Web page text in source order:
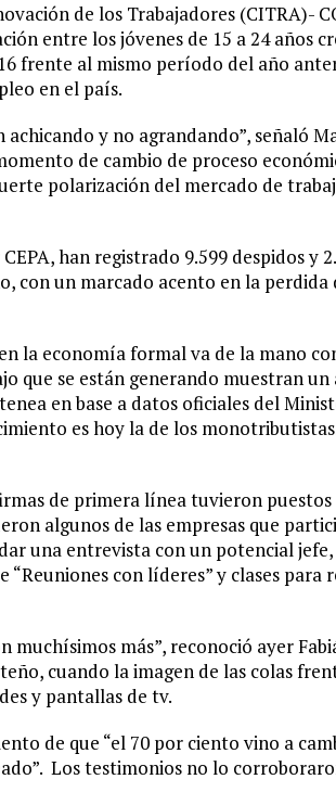
de los Trabajadores (CITRA)-
entre los jóvenes de 15 a 24 años
frente al mismo período del año
en el país.
achicando y no agrandando”, señaló
de cambio de proceso
polarización del mercado de
han registrado 9.599 despidos y
con un marcado acento en la perdida
la economía formal va de la mano
que se están generando muestran
en base a datos oficiales del
es hoy la de los
de primera línea tuvieron
algunos de las empresas que
una entrevista con un potencial
con líderes” y clases para
muchísimos más”, reconoció ayer
cuando la imagen de las colas
y pantallas de tv.
de que “el 70 por ciento vino a
Los testimonios no lo